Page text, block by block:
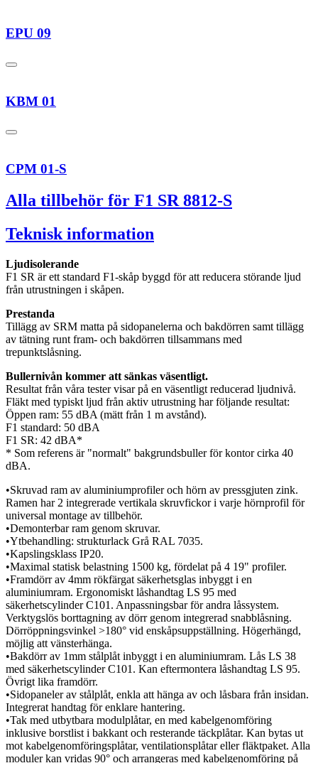
EPU 09
KBM 01
CPM 01-S
Alla tillbehör för F1 SR 8812-S
Teknisk information
Ljudisolerande
F1 SR är ett standard F1-skåp byggd för att reducera störande ljud
från utrustningen i skåpen.
Prestanda
Tillägg av SRM matta på sidopanelerna och bakdörren samt tillägg
av tätning runt fram- och bakdörren tillsammans med
trepunktslåsning.
Bullernivån kommer att sänkas väsentligt.
Resultat från våra tester visar på en väsentligt reducerad ljudnivå.
Fläkt med typiskt ljud från aktiv utrustning har följande resultat:
Öppen ram: 55 dBA (mätt från 1 m avstånd).
F1 standard: 50 dBA
F1 SR: 42 dBA*
* Som referens är "normalt" bakgrundsbuller för kontor cirka 40
dBA.
•Skruvad ram av aluminiumprofiler och hörn av pressgjuten zink.
Ramen har 2 integrerade vertikala skruvfickor i varje hörnprofil för
universal montage av tillbehör.
•Demonterbar ram genom skruvar.
•Ytbehandling: strukturlack Grå RAL 7035.
•Kapslingsklass IP20.
•Maximal statisk belastning 1500 kg, fördelat på 4 19" profiler.
•Framdörr av 4mm rökfärgat säkerhetsglas inbyggt i en
aluminiumram. Ergonomiskt låshandtag LS 95 med
säkerhetscylinder C101. Anpassningsbar för andra låssystem.
Verktygslös borttagning av dörr genom integrerad snabblåsning.
Dörröppningsvinkel >180° vid enskåpsuppställning. Högerhängd,
möjlig att vänsterhänga.
•Bakdörr av 1mm stålplåt inbyggt i en aluminiumram. Lås LS 38
med säkerhetscylinder C101. Kan eftermontera låshandtag LS 95.
Övrigt lika framdörr.
•Sidopaneler av stålplåt, enkla att hänga av och låsbara från insidan.
Integrerat handtag för enklare hantering.
•Tak med utbytbara modulplåtar, en med kabelgenomföring
inklusive borstlist i bakkant och resterande täckplåtar. Kan bytas ut
mot kabelgenomföringsplåtar, ventilationsplåtar eller fläktpaket. Alla
moduler kan vridas 90° och arrangeras med kabelgenomföring på